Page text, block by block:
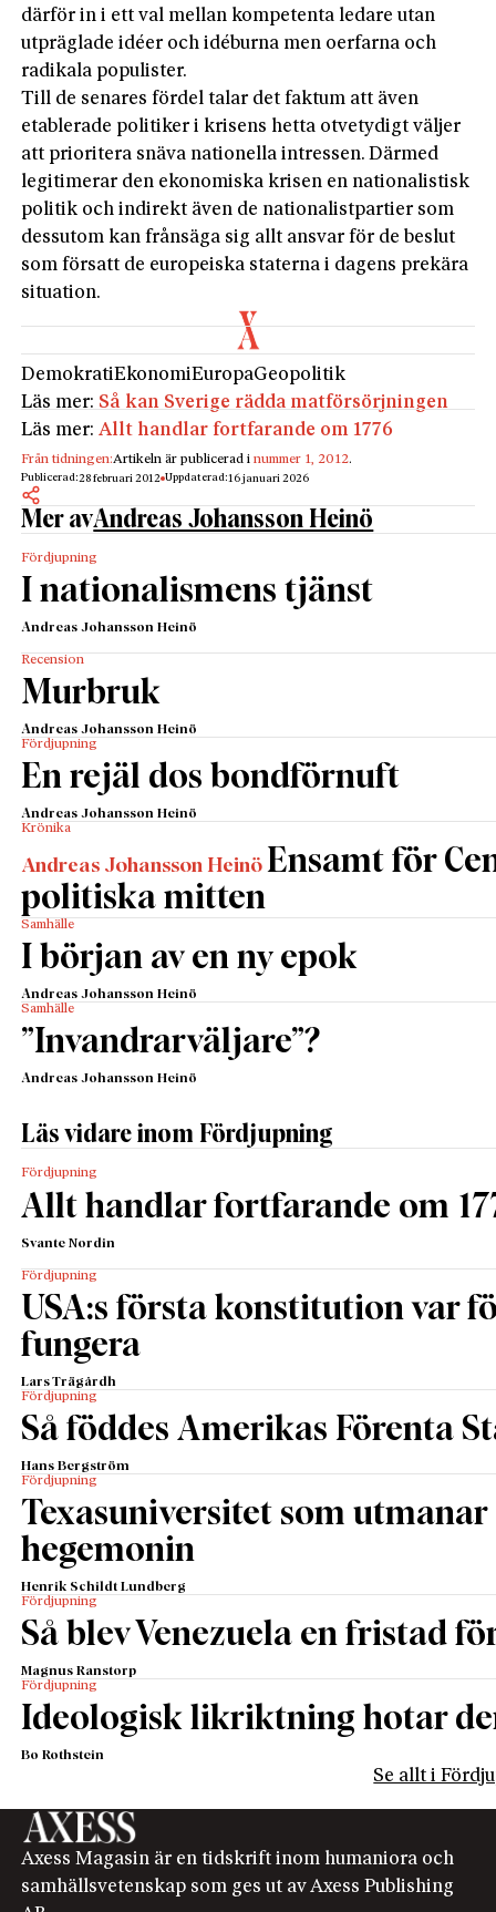
därför in i ett val mellan kompetenta ledare utan
utpräglade idéer och idéburna men oerfarna och
radikala populister.
Till de senares fördel talar det faktum att även
etablerade politiker i krisens hetta otvetydigt väljer
att prioritera snäva nationella intressen. Därmed
legitimerar den ekonomiska krisen en nationalistisk
politik och indirekt även de nationalistpartier som
dessutom kan frånsäga sig allt ansvar för de beslut
som försatt de europeiska staterna i dagens prekära
situation.
DemokratiEkonomiEuropaGeopolitik
Läs mer: Så kan Sverige rädda matförsörjningen
Läs mer:Allt handlar fortfarande om 1776
Från tidningen:Artikeln är publicerad inummer 1, 2012.
Publicerad:28 februari 2012 Uppdaterad:16 januari 2026
Mer avAndreas Johansson Heinö
Fördjupning
I nationalismens tjänst
Andreas Johansson Heinö
Recension
Murbruk
Andreas Johansson Heinö
Fördjupning
En rejäl dos bondförnuft
Andreas Johansson Heinö
Krönika
Andreas Johansson Heinö Ensamt för
politiska mitten
Samhälle
I början av en ny epok
Andreas Johansson Heinö
Samhälle
”Invandrarväljare”?
Andreas Johansson Heinö
Läs vidare inom Fördjupning
Fördjupning
Allt handlar fortfarande om
Svante Nordin
Fördjupning
USA:s första konstitution var
fungera
Lars Trägårdh
Fördjupning
Så föddes Amerikas Förenta
Hans Bergström
Fördjupning
Texasuniversitet som utmanar
hegemonin
Henrik Schildt Lundberg
Fördjupning
Så blev Venezuela en fristad
Magnus Ranstorp
Fördjupning
Ideologisk likriktning hotar
Bo Rothstein
Se allt i
Axess Magasin är en tidskrift inom humaniora och
samhällsvetenskap som ges ut av Axess Publishing